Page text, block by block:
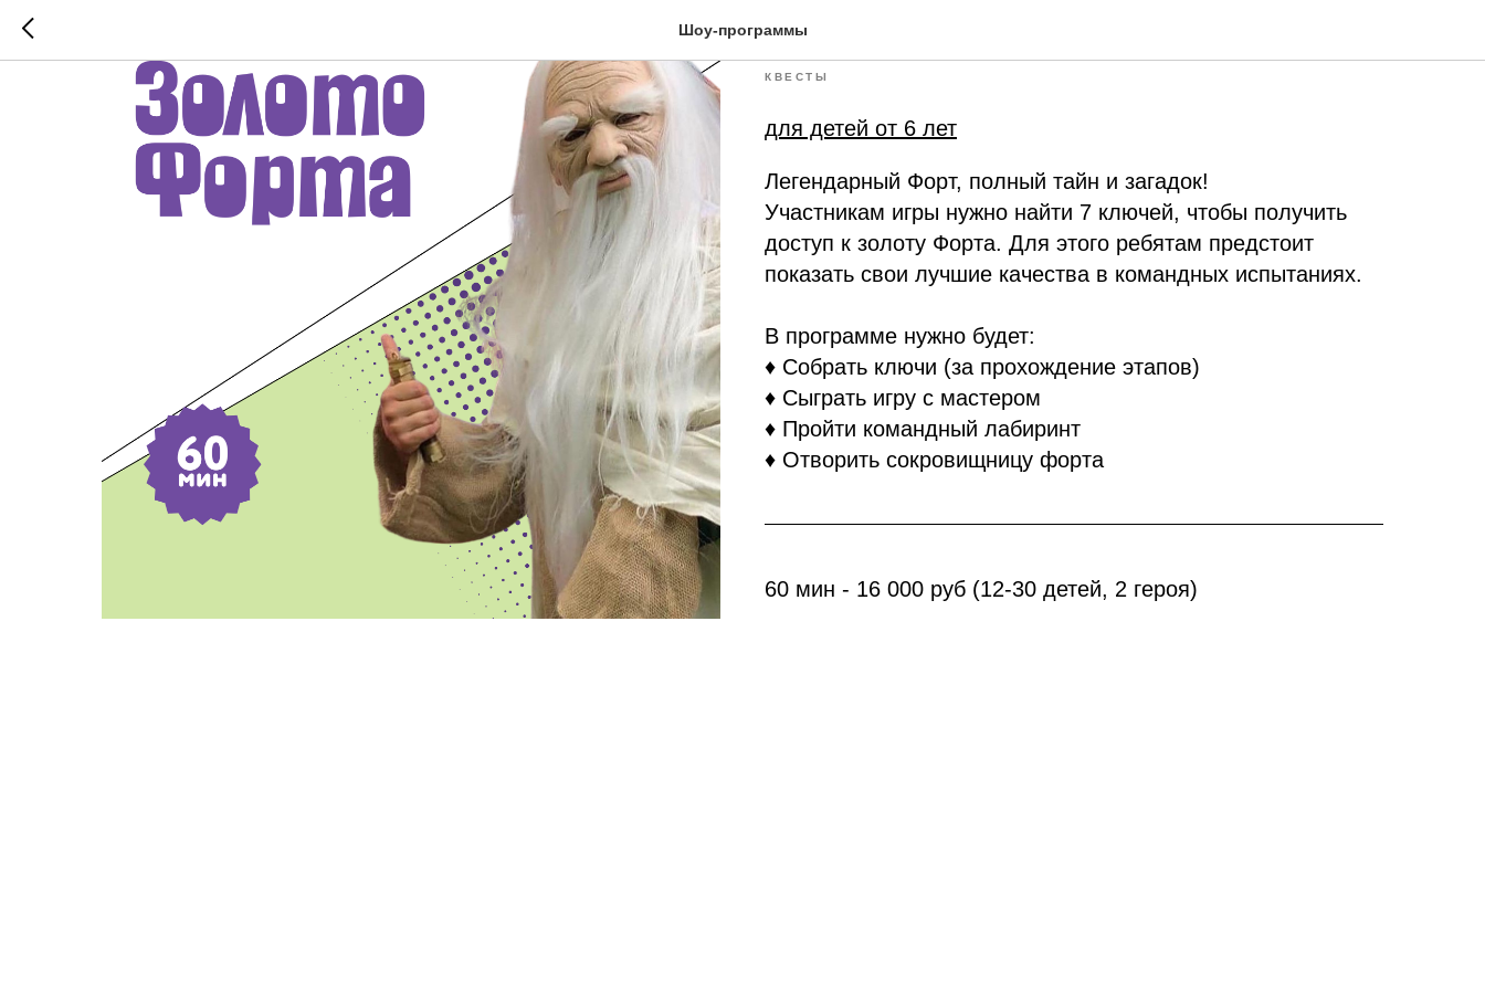
Шоу-программыЗолото Форта
КВЕСТЫ
для детей от 6 лет
Легендарный Форт, полный тайн и загадок!
Участникам игры нужно найти 7 ключей, чтобы получить
доступ к золоту Форта. Для этого ребятам предстоит
показать свои лучшие качества в командных испытаниях.
В программе нужно будет:
♦ Собрать ключи (за прохождение этапов)
♦ Сыграть игру с мастером
♦ Пройти командный лабиринт
♦ Отворить сокровищницу форта
60 мин - 16 000 руб (12-30 детей, 2 героя)